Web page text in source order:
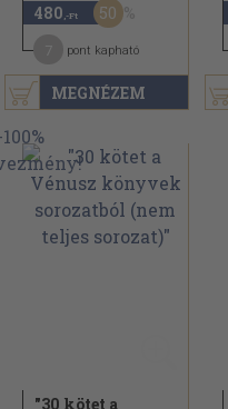
MEGNÉZEM
480 ,-Ft 50
pont kapható
"30 kötet a